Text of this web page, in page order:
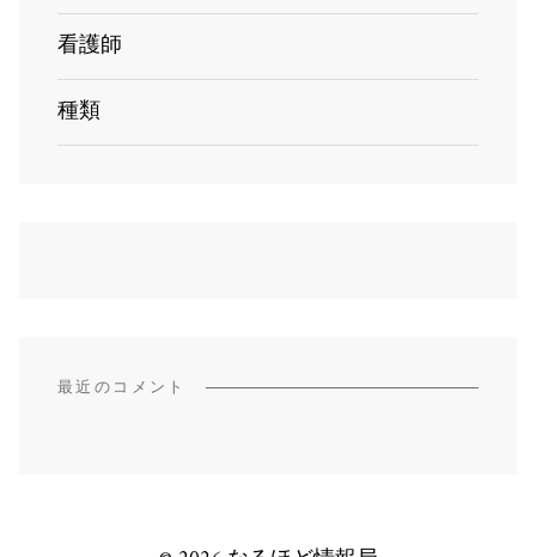
看護師
種類
最近のコメント